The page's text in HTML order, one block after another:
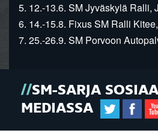
5. 12.-13.6. SM Jyväskylä Ralli,
6. 14.-15.8. Fixus SM Ralli
7. 25.-26.9. SM Porvoon
SM-SARJA
MEDIASSA